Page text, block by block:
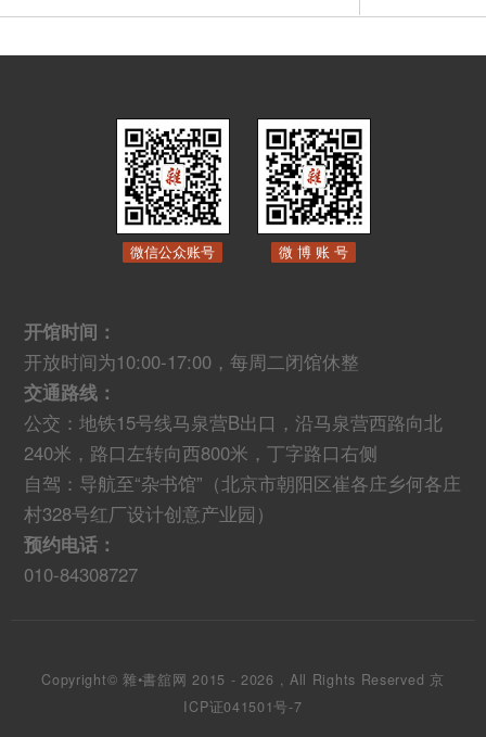
微信公众账号 微 博 账 号
开馆时间：
开放时间为10:00-17:00，每周二闭馆休整
交通路线：
公交：地铁15号线马泉营B出口，沿马泉营西路向北
240米，路口左转向西800米，丁字路口右侧
自驾：导航至“杂书馆”（北京市朝阳区崔各庄乡何各庄
村328号红厂设计创意产业园）
预约电话：
010-84308727
Copyright© 雜•書舘网 2015 - 2026 , All Rights Reserved 京
ICP证041501号-7